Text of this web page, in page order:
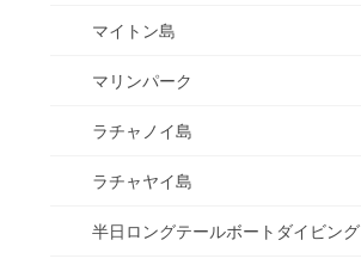
マイトン島
マリンパーク
ラチャノイ島
ラチャヤイ島
半日ロングテールボートダイビング